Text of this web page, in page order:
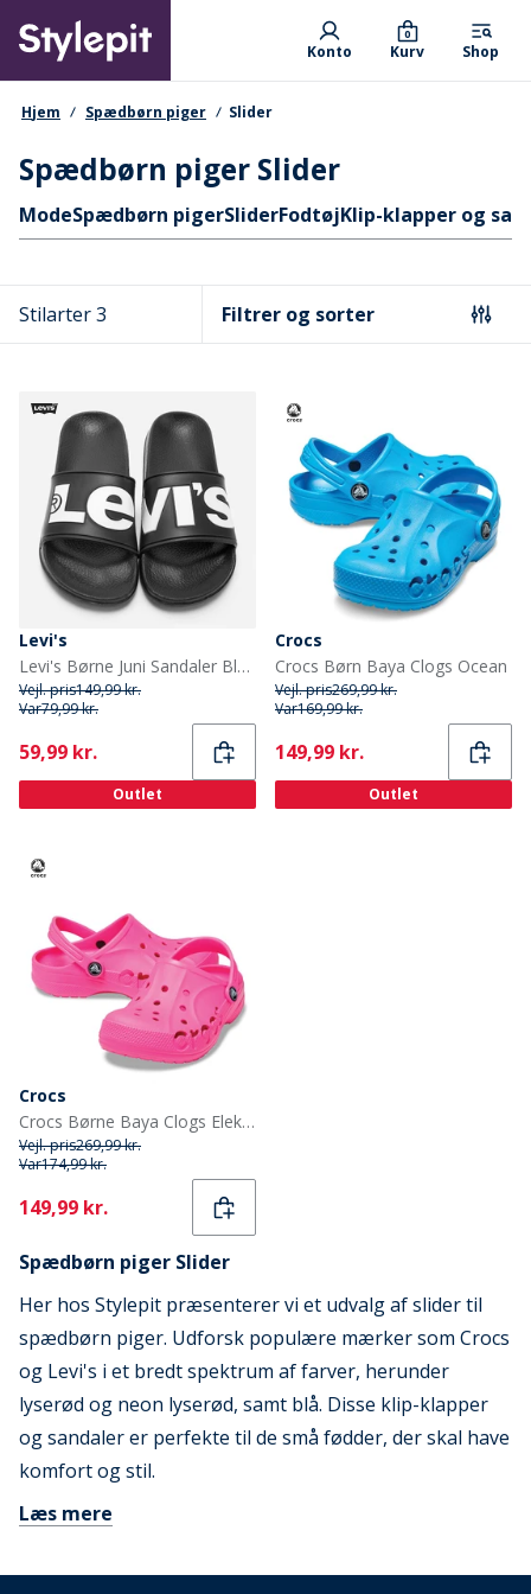
main
content
Primary departments
Konto Kurv
0
Shop
navigationssti
Hjem Spædbørn piger Slider
Spædbørn piger Slider
Hurtige links
ModeSpædbørn pigerSliderFodtøjKlip-klapper og
Stilarter 3 Filtrer og sorter
Levi's
Levi's Børne Juni Sandaler Black 0003
Vejl. pris149,99 kr.
Var79,99 kr.
Current
59,99 kr.
Outlet
Crocs
Crocs Børn Baya Clogs Ocean
Vejl. pris269,99 kr.
Var169,99 kr.
Current
149,99 kr.
Outlet
Crocs
Crocs Børne Baya Clogs Elektrisk Pink
Vejl. pris269,99 kr.
Var174,99 kr.
Current
149,99 kr.
Spædbørn piger Slider
Her hos Stylepit præsenterer vi et udvalg af slider til
spædbørn piger. Udforsk populære mærker som Crocs
og Levi's i et bredt spektrum af farver, herunder
lyserød og neon lyserød, samt blå. Disse klip-klapper
og sandaler er perfekte til de små fødder, der skal have
komfort og stil.
Læs mere